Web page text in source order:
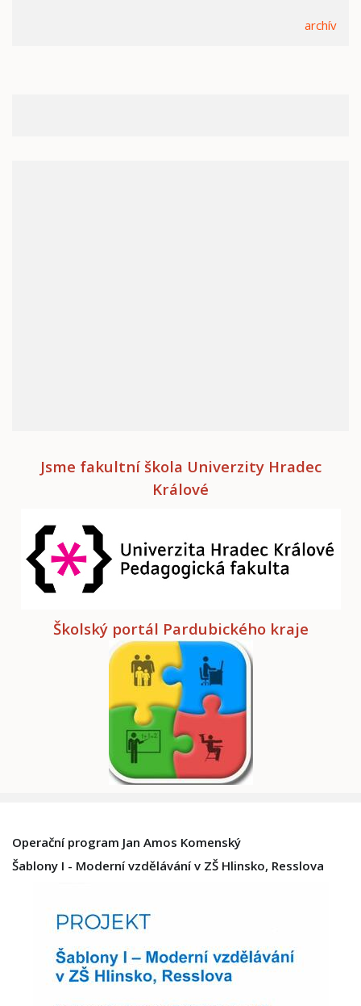
archív
Jsme fakultní škola Univerzity Hradec
Králové
Školský portál Pardubického kraje
Operační program Jan Amos Komenský
Šablony I - Moderní vzdělávání v ZŠ Hlinsko, Resslova